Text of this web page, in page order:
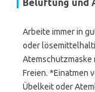
Belüftung und
Arbeite immer in
oder
Atemschutzmaske
Freien. *Einatmen
Übelkeit oder